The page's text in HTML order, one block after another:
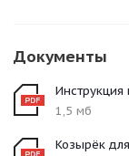
Документы
1,5 мб
Козырёк